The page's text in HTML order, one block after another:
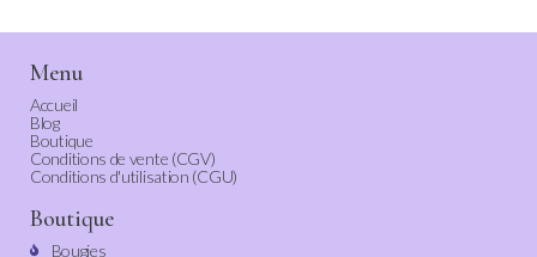
Menu
Accueil
Blog
Boutique
Conditions de vente (CGV)
Conditions d'utilisation (CGU)
Boutique
Bougies